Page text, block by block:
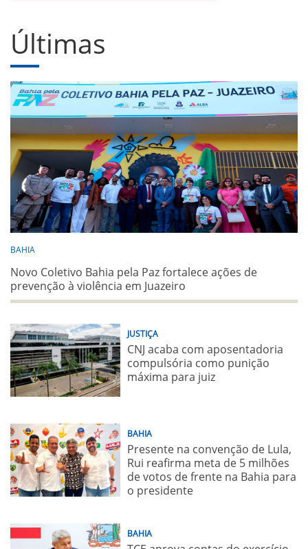
Últimas
BAHIA
Novo Coletivo Bahia pela Paz fortalece ações de
prevenção à violência em Juazeiro
JUSTIÇA
CNJ acaba com aposentadoria
compulsória como punição
máxima para juiz
BAHIA
Presente na convenção de Lula,
Rui reafirma meta de 5 milhões
de votos de frente na Bahia para
o presidente
BAHIA